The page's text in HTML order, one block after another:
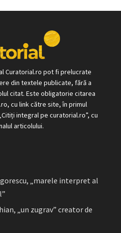
Curatorial.ro pot fi prelucrate
din textele publicate, fără a
citat. Este obligatorie citarea
cu link către site, în primul
integral pe curatorial.ro”, cu
articolului.
„marele interpret al
„un zugrav” creator de